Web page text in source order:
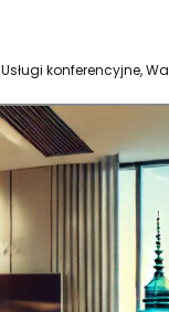
Usługi konferencyjne,